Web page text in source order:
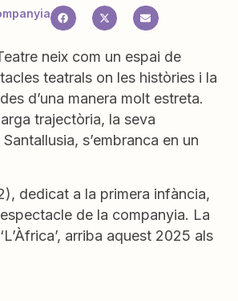
neix com un espai de
teatrals on les històries i la
d’una manera molt estreta.
trajectòria, la seva
s’embranca en un
dedicat a la primera infància,
de la companyia. La
arriba aquest 2025 als